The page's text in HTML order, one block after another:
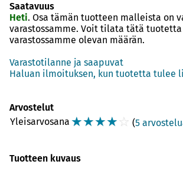
Saatavuus
Heti. Osa tämän tuotteen malleista on
varastossamme. Voit tilata tätä
varastossamme olevan määrän.
Varastotilanne ja saapuvat
Haluan ilmoituksen, kun tuotetta tulee
Arvostelut
Yleisarvosana ☆☆☆☆☆ (5
Tuotteen kuvaus